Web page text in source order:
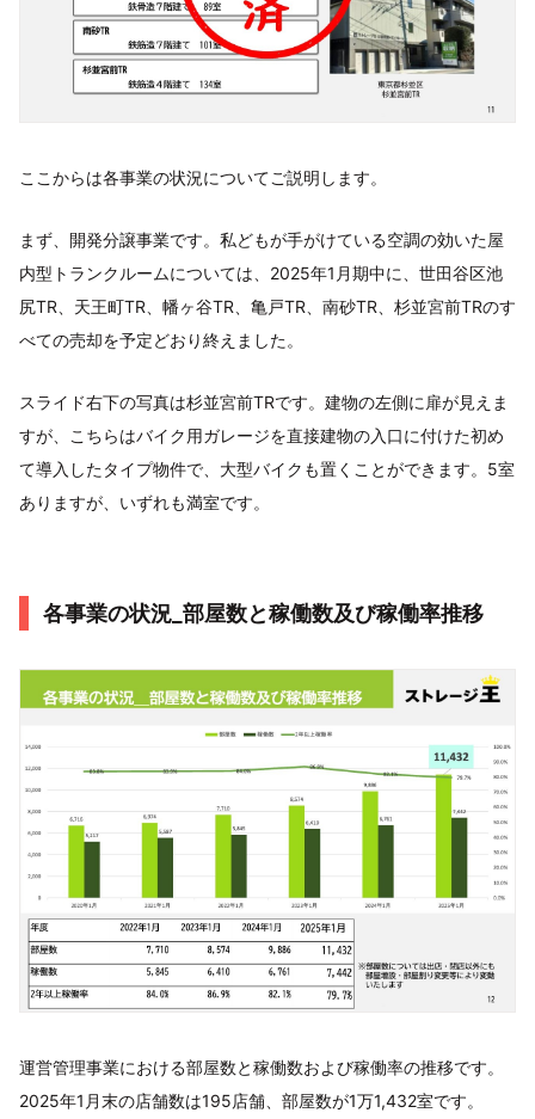
ここからは各事業の状況についてご説明します。
まず、開発分譲事業です。私どもが手がけている空調の効いた屋
内型トランクルームについては、2025年1月期中に、世田谷区池
尻TR、天王町TR、幡ヶ谷TR、亀戸TR、南砂TR、杉並宮前TRのす
べての売却を予定どおり終えました。
スライド右下の写真は杉並宮前TRです。建物の左側に扉が見えま
すが、こちらはバイク用ガレージを直接建物の入口に付けた初め
て導入したタイプ物件で、大型バイクも置くことができます。5室
ありますが、いずれも満室です。
各事業の状況_部屋数と稼働数及び稼働率推移
運営管理事業における部屋数と稼働数および稼働率の推移です。
2025年1月末の店舗数は195店舗、部屋数が1万1,432室です。